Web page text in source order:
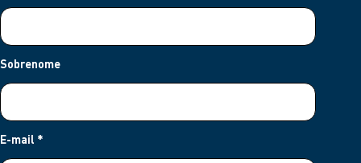
Sobrenome
E-mail *